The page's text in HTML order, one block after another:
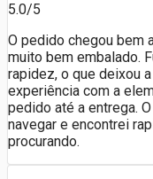
5.0/5
O pedido chegou bem
muito bem embalado.
rapidez, o que deixou
experiência com a
pedido até a entrega.
navegar e encontrei
procurando.